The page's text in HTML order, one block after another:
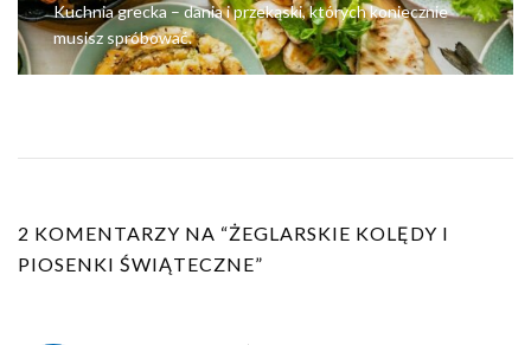
Kuchnia grecka – dania i przekąski, których koniecznie
musisz spróbować.
2 KOMENTARZY NA “ŻEGLARSKIE KOLĘDY I
PIOSENKI ŚWIĄTECZNE”